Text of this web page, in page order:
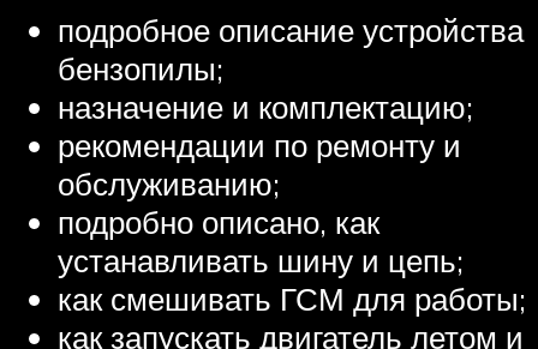
подробное описание устройства
бензопилы;
назначение и комплектацию;
рекомендации по ремонту и
обслуживанию;
подробно описано, как
устанавливать шину и цепь;
как смешивать ГСМ для работы;
как запускать двигатель летом и